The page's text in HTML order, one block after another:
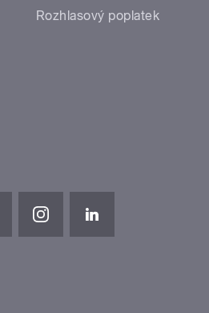
Rozhlasový poplatek